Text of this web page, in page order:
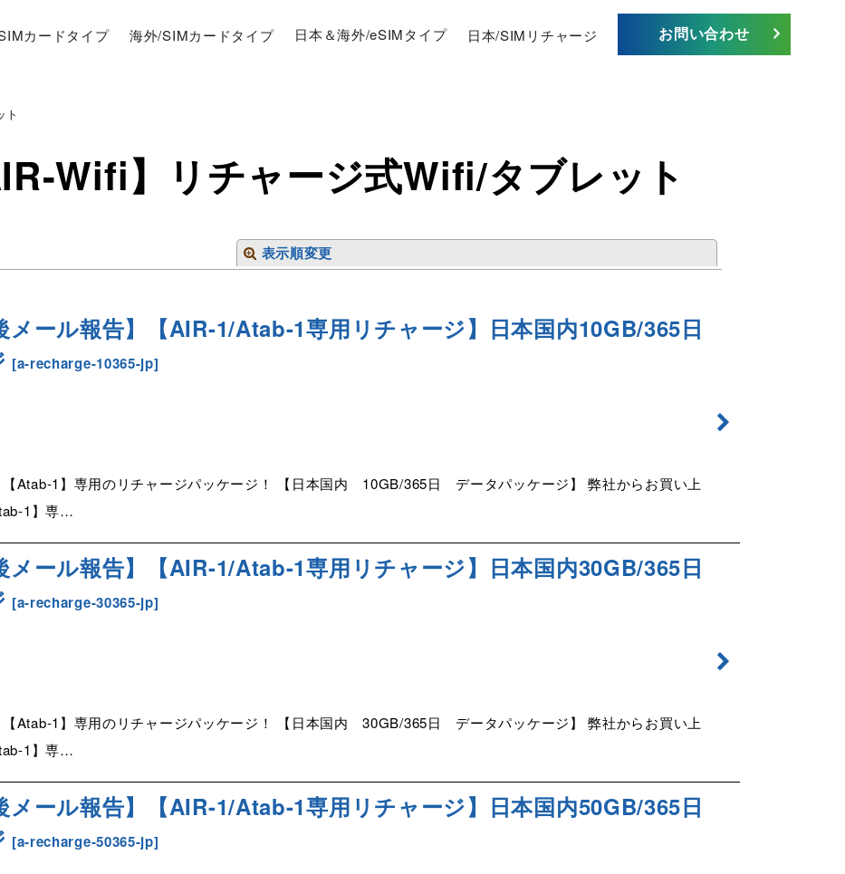
カードタイプ 海外/SIMカードタイプ 日本＆海外/eSIMタイプ 日本/SIMリチャージ お問い合わせ
ト
Wifi】リチャージ式Wifi/タブレット
表示順変更
メール報告】【AIR-1/Atab-1専用リチャージ】日本国内10GB/365日
[a-recharge-10365-jp]
Atab-1】専用のリチャージパッケージ！ 【日本国内 10GB/365日 データパッケージ】 弊社からお買い上
1】専…
メール報告】【AIR-1/Atab-1専用リチャージ】日本国内30GB/365日
[a-recharge-30365-jp]
Atab-1】専用のリチャージパッケージ！ 【日本国内 30GB/365日 データパッケージ】 弊社からお買い上
1】専…
メール報告】【AIR-1/Atab-1専用リチャージ】日本国内50GB/365日
[a-recharge-50365-jp]